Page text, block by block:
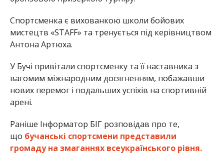
Спортсменка є вихованкою школи бойових
мистецтв «STAFF» та тренується під керівництвом
Антона Артюха.
У Бучі привітали спортсменку та її наставника з
вагомим міжнародним досягненням, побажавши
нових перемог і подальших успіхів на спортивній
арені.
Раніше Інформатор БІГ розповідав про те,
що бучанські спортсмени представили
громаду на змаганнях всеукраїнського рівня.